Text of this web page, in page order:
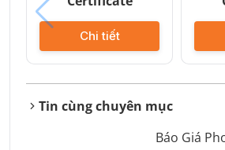
Chi tiết
Tin cùng chuyên mục
Báo Giá